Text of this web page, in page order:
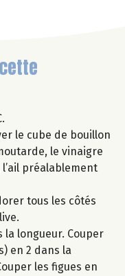
le cube de bouillon
le vinaigre
l’ail préalablement
tous les côtés
la longueur. Couper
en 2 dans la
les figues en